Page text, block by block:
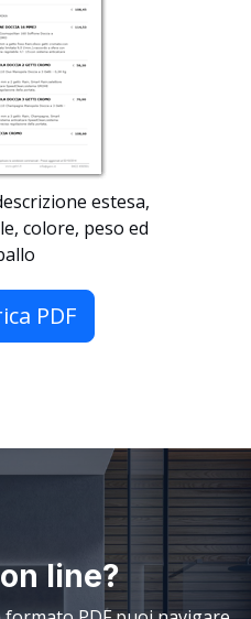
estesa,
colore, peso ed
PDF
line?